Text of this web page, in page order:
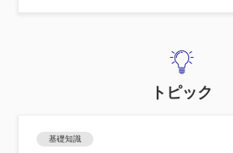
トピック
基礎知識